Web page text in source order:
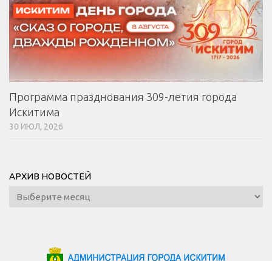
Программа празднования 309-летия города
Искитима
30 ИЮЛ, 2026
АРХИВ НОВОСТЕЙ
Архив
новостей